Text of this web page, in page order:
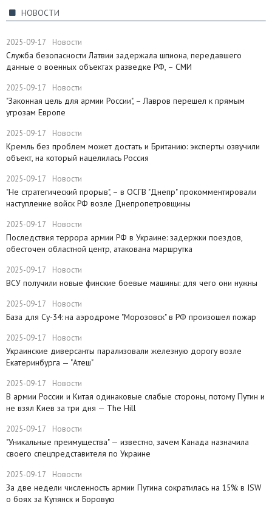
НОВОСТИ
2025-09-17 Новости
Служба безопасности Латвии задержала шпиона, передавшего
данные о военных объектах разведке РФ, – СМИ
2025-09-17 Новости
"Законная цель для армии России", – Лавров перешел к прямым
угрозам Европе
2025-09-17 Новости
​Кремль без проблем может достать и Британию: эксперты озвучили
объект, на который нацелилась Россия
2025-09-17 Новости
"Не стратегический прорыв", – в ОСГВ "Днепр" прокомментировали
наступление войск РФ возле Днепропетровщины
2025-09-17 Новости
Последствия террора армии РФ в Украине: задержки поездов,
обесточен областной центр, атакована маршрутка
2025-09-17 Новости
ВСУ получили новые финские боевые машины: для чего они нужны
2025-09-17 Новости
База для Су-34: на аэродроме "Морозовск" в РФ произошел пожар
2025-09-17 Новости
Украинские диверсанты парализовали железную дорогу возле
Екатеринбурга — "Атеш"
2025-09-17 Новости
​В армии России и Китая одинаковые слабые стороны, потому Путин и
не взял Киев за три дня — The Hill
2025-09-17 Новости
​"Уникальные преимущества" — известно, зачем Канада назначила
своего спецпредставителя по Украине
2025-09-17 Новости
​За две недели численность армии Путина сократилась на 15%: в ISW
о боях за Купянск и Боровую